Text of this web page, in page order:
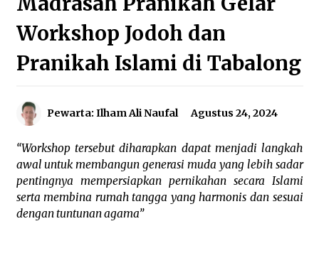
Agustus 7, 2026
Berenang bersama Empat Temannya, Gadis di
HST Tewas Tenggelam di Sungai Kajung
Agustus 6, 2026
Cetak SDM Berkualitas, Bupati Balangan
Salurkan Bantuan Pendidikan kepada 2.751
Agustus 6, 2026
Kembangkan Menu Pangan Lokal, TP PKK
Balangan Boyong Trofi Juara Pertama Lomba
B2SA Kalsel
Agustus 6, 2026
Workshop Jodoh dan
Pranikah Islami di Tabalong
Pewarta: Ilham Ali Naufal Agustus 24, 2024
“Workshop tersebut diharapkan dapat menjadi langkah
awal untuk membangun generasi muda yang lebih sadar
pentingnya mempersiapkan pernikahan secara Islami
serta membina rumah tangga yang harmonis dan sesuai
dengan tuntunan agama”